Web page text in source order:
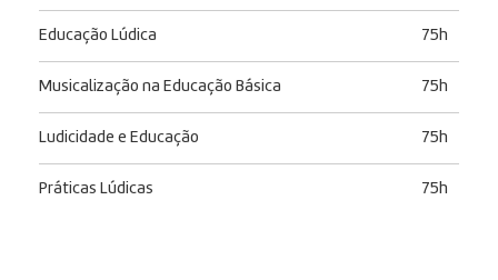
Educação Lúdica 75h
Musicalização na Educação Básica 75h
Ludicidade e Educação 75h
Práticas Lúdicas 75h